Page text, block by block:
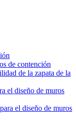
de contención
de la zapata de la
el diseño de muros
el diseño de muros